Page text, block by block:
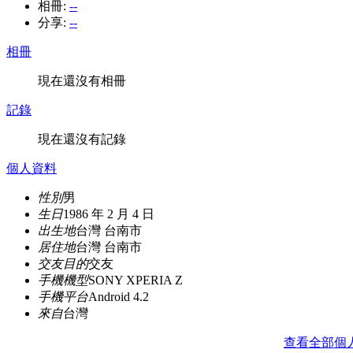
相冊: --
分享: --
相冊
現在還沒有相冊
記錄
現在還沒有記錄
個人資料
性別男
生日1986 年 2 月 4 日
出生地台灣 台南市
居住地台灣 台南市
交友目的交友
手機機型SONY XPERIA Z
手機平台Android 4.2
來自台灣
查看全部個